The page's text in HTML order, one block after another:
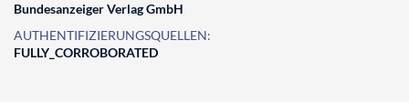
Bundesanzeiger Verlag GmbH
AUTHENTIFIZIERUNGSQUELLEN:
FULLY_CORROBORATED